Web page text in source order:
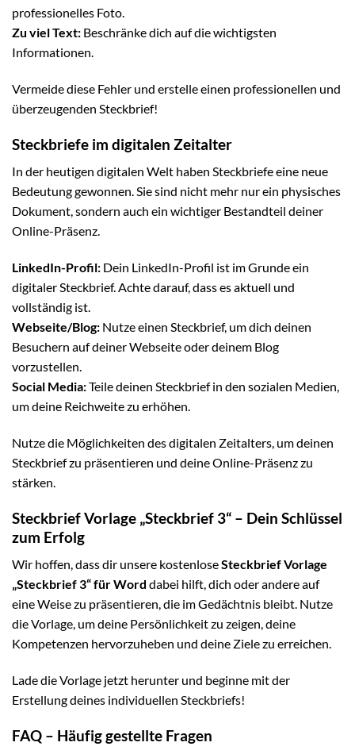
professionelles Foto.
Zu viel Text: Beschränke dich auf die wichtigsten
Informationen.
Vermeide diese Fehler und erstelle einen professionellen und
überzeugenden Steckbrief!
Steckbriefe im digitalen Zeitalter
In der heutigen digitalen Welt haben Steckbriefe eine neue
Bedeutung gewonnen. Sie sind nicht mehr nur ein physisches
Dokument, sondern auch ein wichtiger Bestandteil deiner
Online-Präsenz.
LinkedIn-Profil: Dein LinkedIn-Profil ist im Grunde ein
digitaler Steckbrief. Achte darauf, dass es aktuell und
vollständig ist.
Webseite/Blog: Nutze einen Steckbrief, um dich deinen
Besuchern auf deiner Webseite oder deinem Blog
vorzustellen.
Social Media:Teile deinen Steckbrief in den sozialen Medien,
um deine Reichweite zu erhöhen.
Nutze die Möglichkeiten des digitalen Zeitalters, um deinen
Steckbrief zu präsentieren und deine Online-Präsenz zu
stärken.
Steckbrief Vorlage „Steckbrief 3“ – Dein Schlüssel
zum Erfolg
Wir hoffen, dass dir unsere kostenloseSteckbrief Vorlage
„Steckbrief 3“ für Word dabei hilft, dich oder andere auf
eine Weise zu präsentieren, die im Gedächtnis bleibt. Nutze
die Vorlage, um deine Persönlichkeit zu zeigen, deine
Kompetenzen hervorzuheben und deine Ziele zu erreichen.
Lade die Vorlage jetzt herunter und beginne mit der
Erstellung deines individuellen Steckbriefs!
FAQ – Häufig gestellte Fragen